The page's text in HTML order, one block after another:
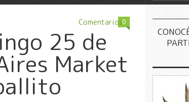
Comentarios0
25 de
Market